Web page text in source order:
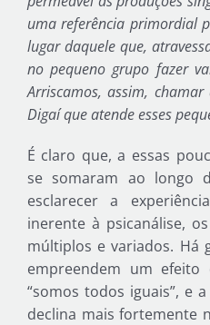
uma referência primordial
lugar daquele que,
no pequeno grupo fazer
Arriscamos, assim,
Digaí que atende esses
É claro que, a essas
se somaram ao longo
esclarecer a
inerente à psicanálise,
múltiplos e variados. Há
empreendem um
“somos todos iguais”, e
declina mais fortemente